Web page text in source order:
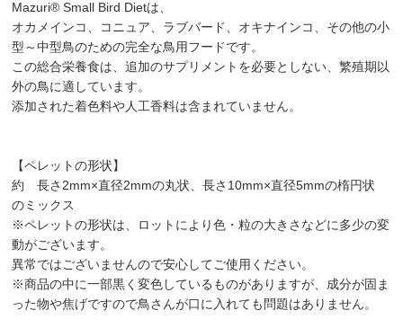
Mazuri® Small Bird Dietは、
オカメインコ、コニュア、ラブバード、オキナインコ、その他の小
型～中型鳥のための完全な鳥用フードです。
この総合栄養食は、追加のサプリメントを必要としない、繁殖期以
外の鳥に適しています。
添加された着色料や人工香料は含まれていません。
【ペレットの形状】
約 長さ2mm×直径2mmの丸状、長さ10mm×直径5mmの楕円状
のミックス
※ペレットの形状は、ロットにより色・粒の大きさなどに多少の変
動がございます。
異常ではございませんので安心してご使用ください。
※商品の中に一部黒く変色しているものがありますが、成分が固ま
った物や焦げですので鳥さんが口に入れても問題はありません。